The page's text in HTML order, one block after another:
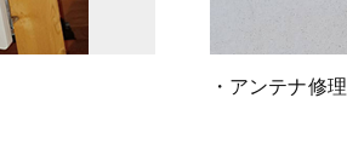
・アンテナ修理